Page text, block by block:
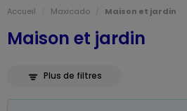
Accueil Maxicado Maison et jardin
Maison et jardin
Plus de filtres